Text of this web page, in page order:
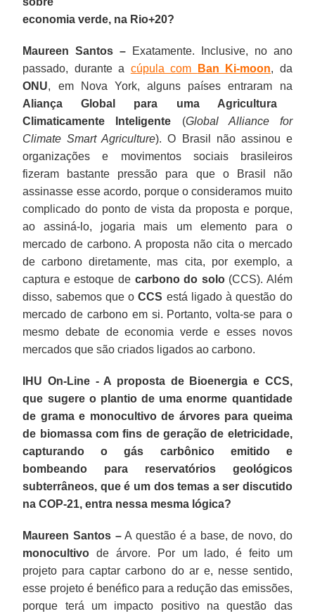
economia verde, na Rio+20?
Maureen Santos – Exatamente. Inclusive, no ano
passado, durante a cúpula com Ban Ki-moon, da
ONU, em Nova York, alguns países entraram na
Aliança Global para uma Agricultura
Climaticamente Inteligente (Global Alliance for
Climate Smart Agriculture). O Brasil não assinou e
organizações e movimentos sociais brasileiros
fizeram bastante pressão para que o Brasil não
assinasse esse acordo, porque o consideramos muito
complicado do ponto de vista da proposta e porque,
ao assiná-lo, jogaria mais um elemento para o
mercado de carbono. A proposta não cita o mercado
de carbono diretamente, mas cita, por exemplo, a
captura e estoque de carbono do solo(CCS). Além
disso, sabemos que o CCS está ligado à questão do
mercado de carbono em si. Portanto, volta-se para o
mesmo debate de economia verde e esses novos
mercados que são criados ligados ao carbono.
IHU On-Line - A proposta de Bioenergia e CCS,
que sugere o plantio de uma enorme quantidade
de grama e monocultivo de árvores para queima
de biomassa com fins de geração de eletricidade,
capturando o gás carbônico emitido e
bombeando para reservatórios geológicos
subterrâneos, que é um dos temas a ser discutido
na COP-21, entra nessa mesma lógica?
Maureen Santos –A questão é a base, de novo, do
monocultivo de árvore. Por um lado, é feito um
projeto para captar carbono do ar e, nesse sentido,
esse projeto é benéfico para a redução das emissões,
porque terá um impacto positivo na questão das